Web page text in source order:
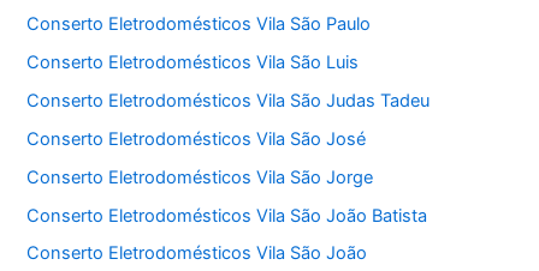
Conserto Eletrodomésticos Vila São Paulo
Conserto Eletrodomésticos Vila São Luis
Conserto Eletrodomésticos Vila São Judas Tadeu
Conserto Eletrodomésticos Vila São José
Conserto Eletrodomésticos Vila São Jorge
Conserto Eletrodomésticos Vila São João Batista
Conserto Eletrodomésticos Vila São João